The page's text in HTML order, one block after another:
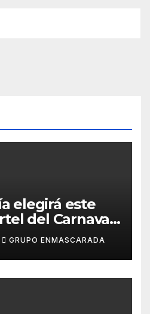
elegirá este
del Carnaval
de Gran
una gala
por Televisión
GRUPO ENMASCARADA